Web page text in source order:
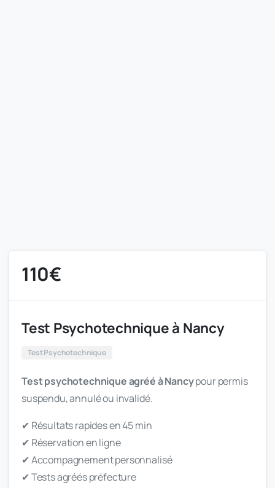
110€
Test Psychotechnique à Nancy
Test Psychotechnique
Test psychotechnique agréé à Nancypour permis
suspendu, annulé ou invalidé.
✔ Résultats rapides en 45 min
✔ Réservation en ligne
✔ Accompagnement personnalisé
✔ Tests agréés préfecture